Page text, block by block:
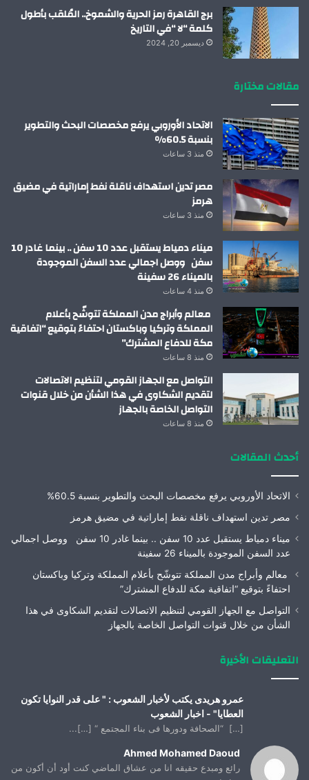
برج القاهرة رمز الحرية والشموخ.. المُلقب بأطول
كلمة “لا “في التاريخ
ديسمبر 20, 2024
مقالات مختارة
الاتحاد الأوروبي يرفع مخصصات البحث والتطوير
بنسبة 60.5%
منذ 3 ساعات
مصر تدين استهداف ناقلة نفط إماراتية في مضيق
هرمز
منذ 3 ساعات
ميناء دمياط يستقبل عدد 10 سفن .. بينما غادر 10
سفن ووصل اجمالي عدد السفن الموجودة
بالميناء 26 سفينة
منذ 4 ساعات
معالم وأبراج مدن المملكة تتوشّح بأعلام
المملكة وتركيا وباكستان احتفاءً بتوقيع “اتفاقية
مكة للدفاع المشترك”
منذ 8 ساعات
التواصل مع الجهاز القومي لتنظيم الاتصالات
لتقديم الشكاوى في هذا الشأن من خلال قنوات
التواصل الخاصة بالجهاز
منذ 8 ساعات
أحدث المقالات
الاتحاد الأوروبي يرفع مخصصات البحث والتطوير بنسبة 60.5%
مصر تدين استهداف ناقلة نفط إماراتية في مضيق هرمز
ميناء دمياط يستقبل عدد 10 سفن .. بينما غادر 10 سفن ووصل اجمالي
عدد السفن الموجودة بالميناء 26 سفينة
معالم وأبراج مدن المملكة تتوشّح بأعلام المملكة وتركيا وباكستان
احتفاءً بتوقيع “اتفاقية مكة للدفاع المشترك”
التواصل مع الجهاز القومي لتنظيم الاتصالات لتقديم الشكاوى في هذا
الشأن من خلال قنوات التواصل الخاصة بالجهاز
التعليقات الأخيرة
عمرو هريدى يكتب لأخبار الشعوب : " على قدر النوايا تكون
العطايا" - اخبار الشعوب
[…] “الصحافة ودورها فى بناء المجتمع “ […]...
Ahmed Mohamed Daoud
رائع ومبدع حقيقه انا من عشاق الماضي كنت أود أن أكون من